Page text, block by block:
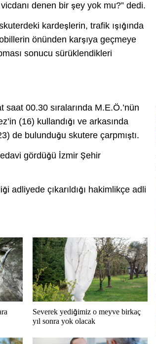
denen bir şey yok mu?” dedi.
kardeşlerin, trafik ışığında
önünden karşıya geçmeye
sonucu sürüklendikleri
00.30 sıralarında M.E.Ö.’nün
(16) kullandığı ve arkasında
de bulunduğu skutere çarpmıştı.
gördüğü İzmir Şehir
adliyede çıkarıldığı hakimlikçe adli
Severek yediğimiz o meyve birkaç
yıl sonra yok olacak